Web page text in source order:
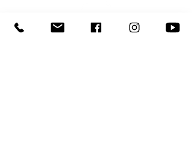
Torna in Alto